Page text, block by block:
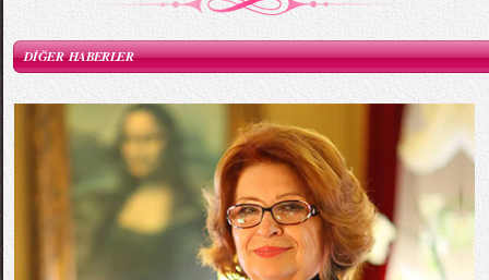
DİĞER HABERLER